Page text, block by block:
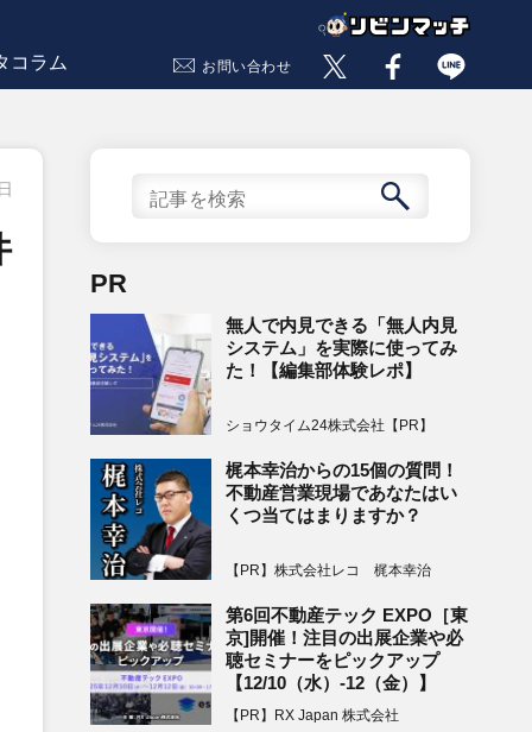
コラム お問い合わせ
PR
無人で内見できる「無人内見
システム」を実際に使ってみ
た！【編集部体験レポ】
ショウタイム24株式会社【PR】
梶本幸治からの15個の質問！
不動産営業現場であなたはい
くつ当てはまりますか？
【PR】株式会社レコ 梶本幸治
第6回不動産テック EXPO［東
京]開催！注目の出展企業や必
聴セミナーをピックアップ
【12/10（水）-12（金）】
【PR】RX Japan 株式会社